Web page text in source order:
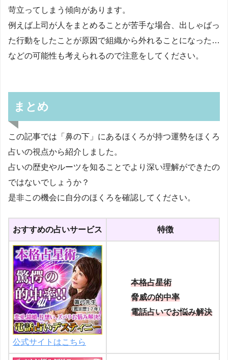
苛立ってしまう傾向があります。
例えば上司が人をまとめることが苦手な場合、出しゃばっ
た行動をしたことが原因で組織から外れることになった…
などの可能性も考えられるので注意をしてください。
まとめ
この記事では「鼻の下」にあるほくろが持つ運勢をほくろ
占いの視点から紹介しました。
占いの歴史やルーツを知ることでより深い理解ができたの
ではないでしょうか？
是非この機会に自分のほくろを確認してください。
おすすめの占いサービス 特徴
公式サイトはこちら
本格占星術
脅威の的中率
電話占いでお悩み解決